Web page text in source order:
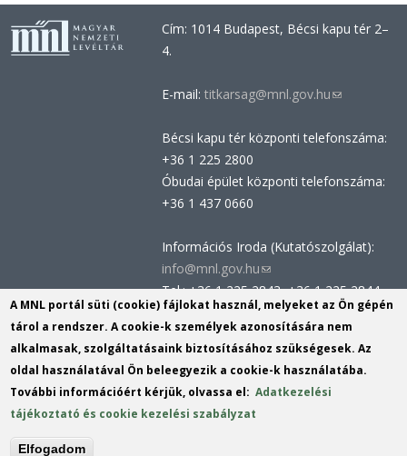
Cím: 1014 Budapest, Bécsi kapu tér 2–
4.
E-mail: titkarsag@mnl.gov.hu(link
e-
Bécsi kapu tér központi telefonszáma:
+36 1 225 2800
Óbudai épület központi telefonszáma:
+36 1 437 0660
Információs Iroda (Kutatószolgálat):
info@mnl.gov.hu(link
sends
e-
mail)
Tel.: +36 1 225 2843, +36 1 225 2844
Postacím: 1014 Budapest, Bécsi kapu
tér 2-4.
Felnőttképzési nyilvántartási szám:
B/2020/002162
Engedélyszám: E/2020/000419
A MNL portál süti (cookie) fájlokat használ, melyeket az Ön gépén
tárol a rendszer. A cookie-k személyek azonosítására nem
alkalmasak, szolgáltatásaink biztosításához szükségesek. Az
oldal használatával Ön beleegyezik a cookie-k használatába.
További információért kérjük, olvassa el:Adatkezelési
tájékoztató és cookie kezelési szabályzat
Elfogadom